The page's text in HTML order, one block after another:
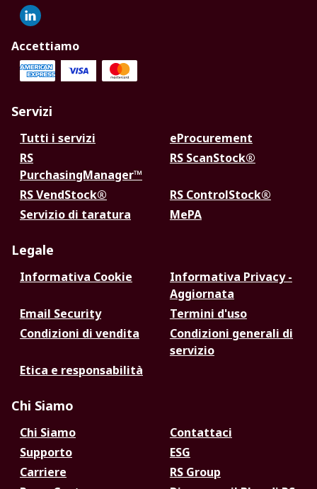
Accettiamo
Servizi
Tutti i servizi
eProcurement
RS
PurchasingManager™
RS ScanStock®
RS VendStock®
RS ControlStock®
Servizio di taratura
MePA
Legale
Informativa Cookie
Informativa Privacy -
Aggiornata
Email Security
Termini d'uso
Condizioni di vendita
Condizioni generali di
servizio
Etica e responsabilità
Chi Siamo
Chi Siamo
Contattaci
Supporto
ESG
Carriere
RS Group